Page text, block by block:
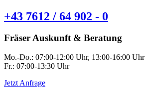
+43 7612 / 64 902 - 0
Fräser Auskunft & Beratung
Mo.-Do.: 07:00-12:00 Uhr, 13:00-16:00 Uhr
Fr.: 07:00-13:30 Uhr
Jetzt Anfrage